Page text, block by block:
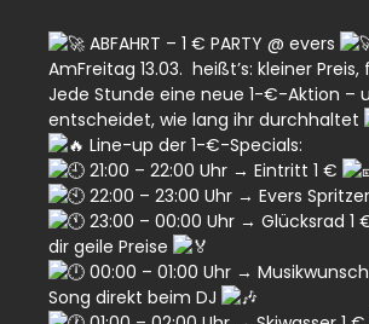
ABFAHRT – 1 € PARTY @ evers
AmFreitag 13.03. heißt’s: kleiner
Jede Stunde eine neue 1-€-Aktion –
entscheidet, wie lang ihr durchhaltet
Line-up der 1-€-Specials:
21:00 – 22:00 Uhr → Eintritt 1 €
22:00 – 23:00 Uhr → Evers
23:00 – 00:00 Uhr → Glücksrad 1
dir geile Preise
00:00 – 01:00 Uhr →
Song direkt beim DJ